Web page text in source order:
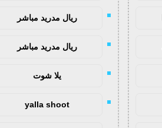
ريال مدريد مباشر
ريال مدريد مباشر
يلا شوت
yalla shoot